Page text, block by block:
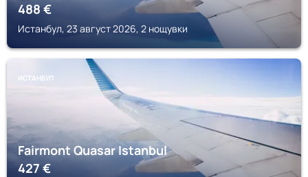
488€
Истанбул, 23 август 2026, 2 нощувки
ИСТАНБУЛ
Fairmont Quasar Istanbul
427€